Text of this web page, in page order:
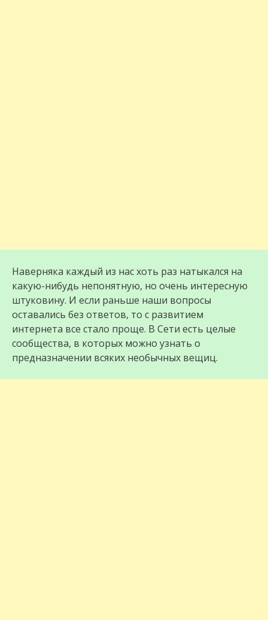
Наверняка каждый из нас хоть раз натыкался на
какую-нибудь непонятную, но очень интересную
штуковину. И если раньше наши вопросы
оставались без ответов, то с развитием
интернета все стало проще. В Сети есть целые
сообщества, в которых можно узнать о
предназначении всяких необычных вещиц.